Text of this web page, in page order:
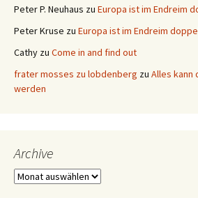
Peter P. Neuhaus zu Europa ist im Endreim
Peter Kruse zu Europa ist im Endreim
Cathy zu Come in and find out
frater mosses zu lobdenberg zu Alles kann
werden
Archive
Archive